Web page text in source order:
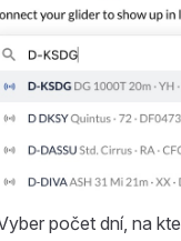
počet dní, na